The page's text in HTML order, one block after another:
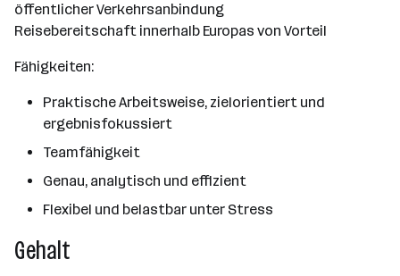
öffentlicher Verkehrsanbindung
Reisebereitschaft innerhalb Europas von Vorteil
Fähigkeiten:
Praktische Arbeitsweise, zielorientiert und
ergebnisfokussiert
Teamfähigkeit
Genau, analytisch und effizient
Flexibel und belastbar unter Stress
Gehalt